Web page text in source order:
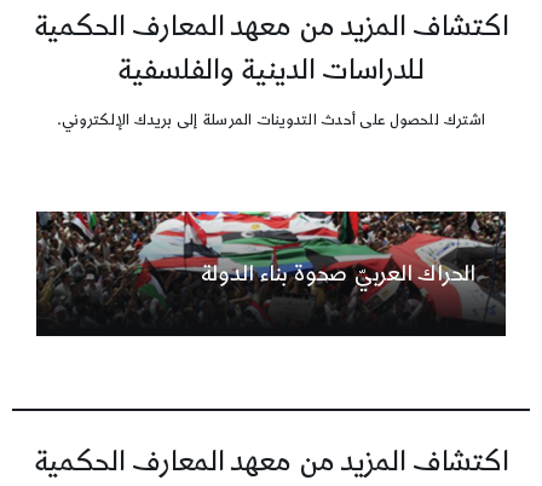
اكتشاف المزيد من معهد المعارف الحكمية
للدراسات الدينية والفلسفية
اشترك للحصول على أحدث التدوينات المرسلة إلى بريدك الإلكتروني.
الحراك العربيّ صحوة بناء الدولة
اكتشاف المزيد من معهد المعارف الحكمية